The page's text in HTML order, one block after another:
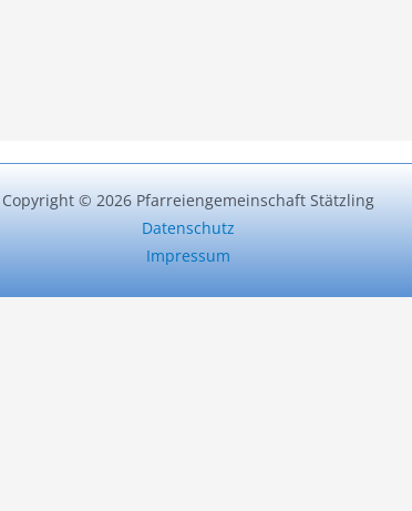
Copyright © 2026 Pfarreiengemeinschaft Stätzling
Datenschutz
Impressum